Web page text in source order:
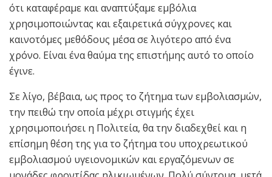
ότι καταφέραμε και αναπτύξαμε εμβόλια
χρησιμοποιώντας και εξαιρετικά σύγχρονες και
καινοτόμες μεθόδους μέσα σε λιγότερο από ένα
χρόνο. Είναι ένα θαύμα της επιστήμης αυτό το οποίο
έγινε.
Σε λίγο, βέβαια, ως προς το ζήτημα των εμβολιασμών,
την πειθώ την οποία μέχρι στιγμής έχει
χρησιμοποιήσει η Πολιτεία, θα την διαδεχθεί και η
επίσημη θέση της για το ζήτημα του υποχρεωτικού
εμβολιασμού υγειονομικών και εργαζόμενων σε